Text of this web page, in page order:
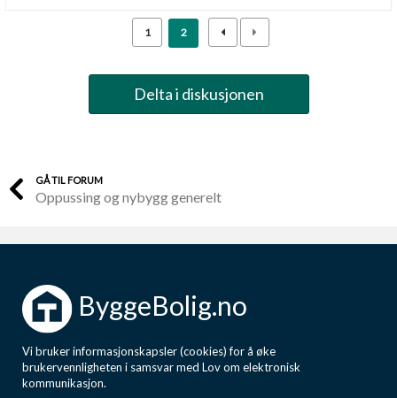
1 2
Delta i diskusjonen
GÅ TIL FORUM
Oppussing og nybygg generelt
ByggeBolig.no
Vi bruker informasjonskapsler (cookies) for å øke
brukervennligheten i samsvar med Lov om elektronisk
kommunikasjon.